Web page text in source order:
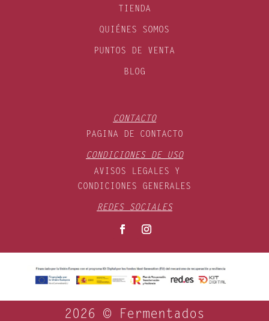
TIENDA
QUIÉNES SOMOS
PUNTOS DE VENTA
BLOG
CONTACTO
PAGINA DE CONTACTO
CONDICIONES DE USO
AVISOS LEGALES Y
CONDICIONES GENERALES
REDES SOCIALES
2026 © Fermentados